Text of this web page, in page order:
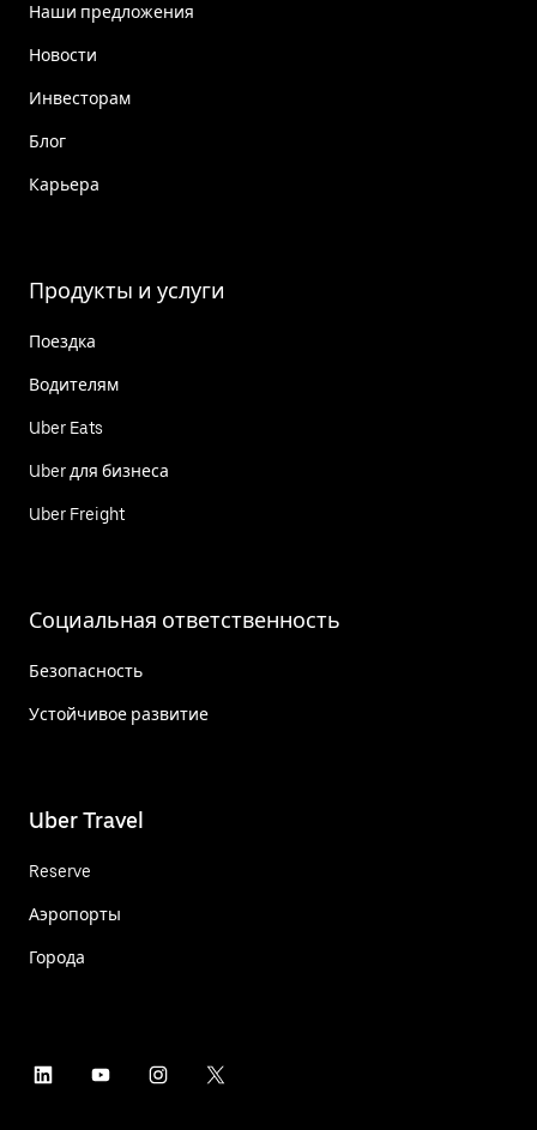
Наши предложения
Новости
Инвесторам
Блог
Карьера
Продукты и услуги
Поездка
Водителям
Uber Eats
Uber для бизнеса
Uber Freight
Социальная ответственность
Безопасность
Устойчивое развитие
Uber Travel
Reserve
Аэропорты
Города